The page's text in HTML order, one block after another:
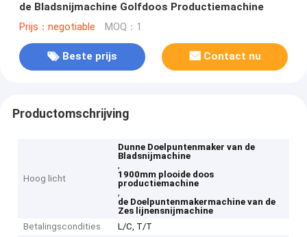
de Bladsnijmachine Golfdoos Productiemachine
Prijs：negotiable MOQ：1
Beste prijs Contact nu
Productomschrijving
Hoog licht
Dunne Doelpuntenmaker van de
Bladsnijmachine
,
1900mm plooide doos
productiemachine
,
de Doelpuntenmakermachine van de
Zes lijnensnijmachine
Betalingscondities
L/C, T/T